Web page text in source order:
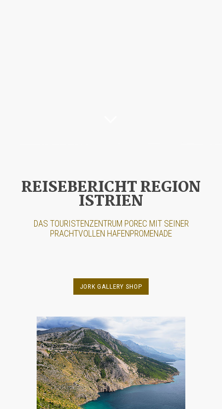
REISEBERICHT REGION
ISTRIEN
DAS TOURISTENZENTRUM POREC MIT SEINER
PRACHTVOLLEN HAFENPROMENADE
JORK GALLERY SHOP